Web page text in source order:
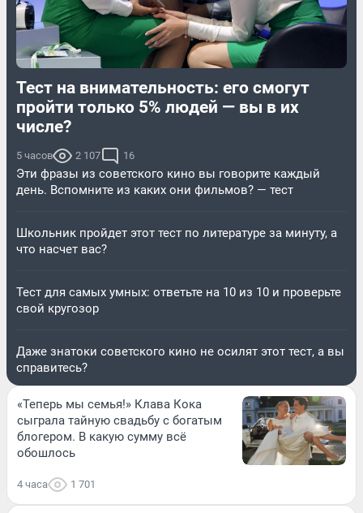
Тест на внимательность: его смогут
пройти только 5% людей — вы в их
числе?
5 часов 2 107 16
Эти фразы из советского кино вы говорите каждый
день. Вспомните из каких они фильмов? — тест
Школьник пройдет этот тест по литературе за минуту, а
что насчет вас?
Тест для самых умных: ответьте на 10 из 10 и проверьте
свой кругозор
Даже знатоки советского кино не осилят этот тест, а вы
справитесь?
«Теперь мы семья!» Клава Кока
сыграла тайную свадьбу с богатым
блогером. В какую сумму всё
обошлось
4 часа 1 701